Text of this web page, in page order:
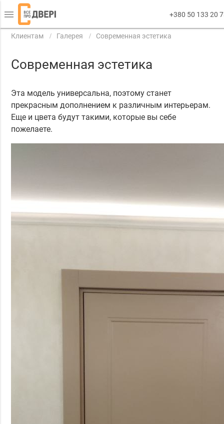
menu +380 50 133 20
Клиентам Галерея Современная эстетика
Современная эстетика
Эта модель универсальна, поэтому станет
прекрасным дополнением к различным интерьерам.
Еще и цвета будут такими, которые вы себе
пожелаете.